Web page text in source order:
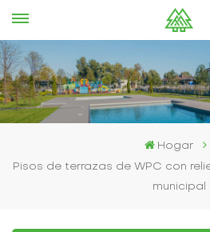
Hogar
Pisos de terrazas de WPC con
municipal